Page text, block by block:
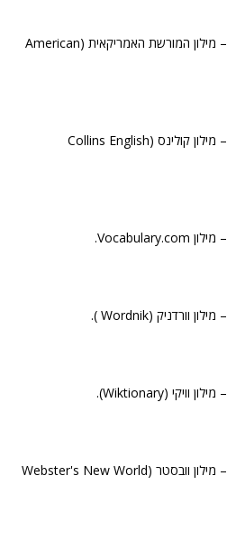
– מילון המורשת האמריקאית (American
– מילון קולינס (Collins English
– מילון Vocabulary.com.
– מילון וורדניק (Wordnik ).
– מילון וויקי (Wiktionary).
– מילון וובסטר (Webster's New World